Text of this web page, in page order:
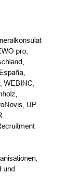
pro,
WEBINC,
UP
und